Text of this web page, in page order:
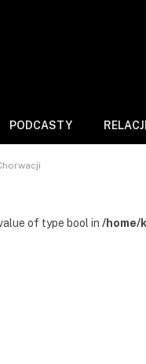
PODCASTY
of type bool in /home/